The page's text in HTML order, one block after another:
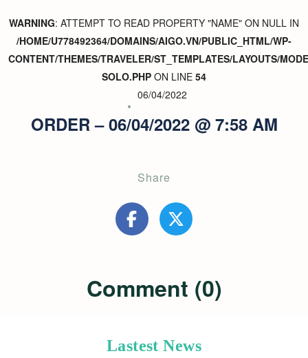
WARNING: ATTEMPT TO READ PROPERTY "NAME" ON NULL IN
/HOME/U778492364/DOMAINS/AIGO.VN/PUBLIC_HTML/WP-
CONTENT/THEMES/TRAVELER/ST_TEMPLATES/LAYOUTS/
SOLO.PHP ON LINE 54
06/04/2022
ORDER – 06/04/2022 @ 7:58 AM
Share
Comment (0)
Lastest News